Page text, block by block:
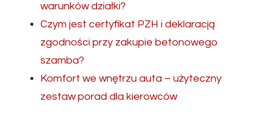
warunków działki?
Czym jest certyfikat PZH i deklaracją
zgodności przy zakupie betonowego
szamba?
Komfort we wnętrzu auta – użyteczny
zestaw porad dla kierowców